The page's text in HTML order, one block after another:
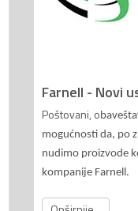
Farnell - Novi
Poštovani, o
mogućnosti da, po
nudimo proizvode
kompanije Farnell.